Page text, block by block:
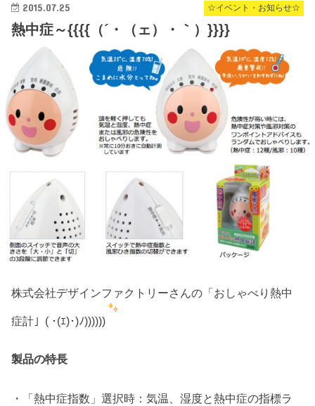
☆イベント・お知らせ☆
2015.07.25
熱中症～{{{{（´・（ェ）・｀）}}}}
株式会社デザインファクトリーさんの「おしゃべり熱中
症計」( ･(ｴ)･)ﾉ))))))
製品の特長
・「熱中症指数」選択時：気温、湿度と熱中症の指標ラ